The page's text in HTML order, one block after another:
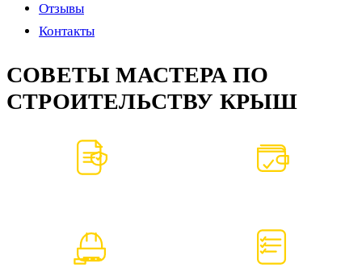
Отзывы
Контакты
СОВЕТЫ МАСТЕРА ПО
СТРОИТЕЛЬСТВУ КРЫШ